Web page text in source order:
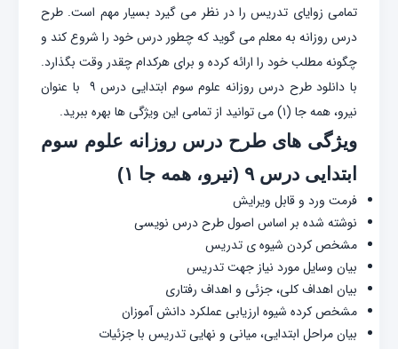
تمامی زوایای تدریس را در نظر می گیرد بسیار مهم است. طرح
درس روزانه به معلم می گوید که چطور درس خود را شروع کند و
چگونه مطلب خود را ارائه کرده و برای هرکدام چقدر وقت بگذارد.
با دانلود طرح درس روزانه علوم سوم ابتدایی درس ۹ با عنوان
نیرو، همه جا (۱) می توانید از تمامی این ویژگی ها بهره ببرید.
ویژگی های طرح درس روزانه علوم سوم
ابتدایی درس ۹ (نیرو، همه جا ۱)
فرمت ورد و قابل ویرایش
نوشته شده بر اساس اصول طرح درس نویسی
مشخص کردن شیوه ی تدریس
بیان وسایل مورد نیاز جهت تدریس
بیان اهداف کلی، جزئی و اهداف رفتاری
مشخص کرده شیوه ارزیابی عملکرد دانش آموزان
بیان مراحل ابتدایی، میانی و نهایی تدریس با جزئیات